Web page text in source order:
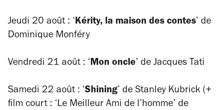
Jeudi 20 août : ‘Kérity, la maison des contes’ de
Dominique Monféry
Vendredi 21 août : ‘Mon oncle’ de Jacques Tati
Samedi 22 août : ‘Shining’ de Stanley Kubrick (+
film court : ‘Le Meilleur Ami de l’homme’ de